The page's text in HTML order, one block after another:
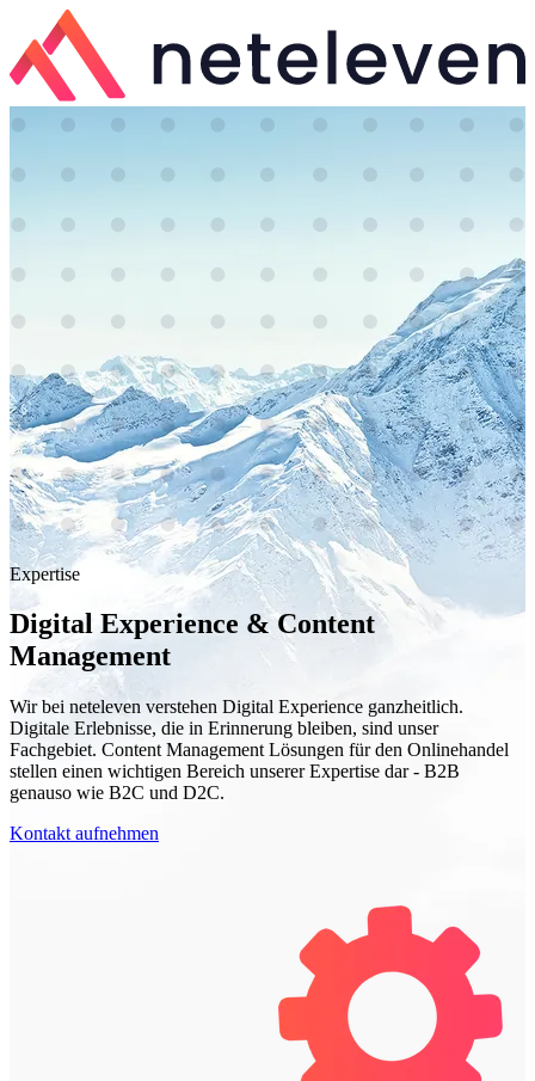
Expertise
Digital Experience & Content
Management
Wir bei neteleven verstehen Digital Experience ganzheitlich.
Digitale Erlebnisse, die in Erinnerung bleiben, sind unser
Fachgebiet. Content Management Lösungen für den Onlinehandel
stellen einen wichtigen Bereich unserer Expertise dar - B2B
genauso wie B2C und D2C.
Kontakt aufnehmen